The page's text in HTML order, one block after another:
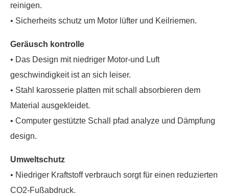
reinigen.
• Sicherheits schutz um Motor lüfter und Keilriemen.
Geräusch kontrolle
• Das Design mit niedriger Motor-und Luft
geschwindigkeit ist an sich leiser.
• Stahl karosserie platten mit schall absorbieren dem
Material ausgekleidet.
• Computer gestützte Schall pfad analyze und Dämpfung
design.
Umweltschutz
• Niedriger Kraftstoff verbrauch sorgt für einen reduzierten
CO2-Fußabdruck.